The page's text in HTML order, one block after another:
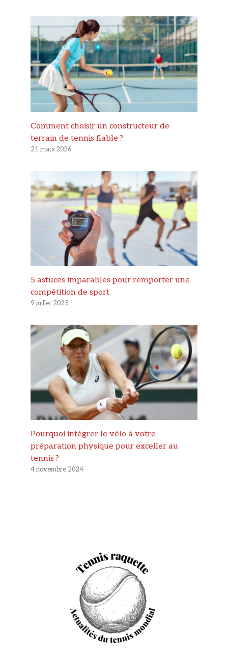
Comment choisir un constructeur de
terrain de tennis fiable ?
21 mars 2026
5 astuces imparables pour remporter une
compétition de sport
9 juillet 2025
Pourquoi intégrer le vélo à votre
préparation physique pour exceller au
tennis ?
4 novembre 2024